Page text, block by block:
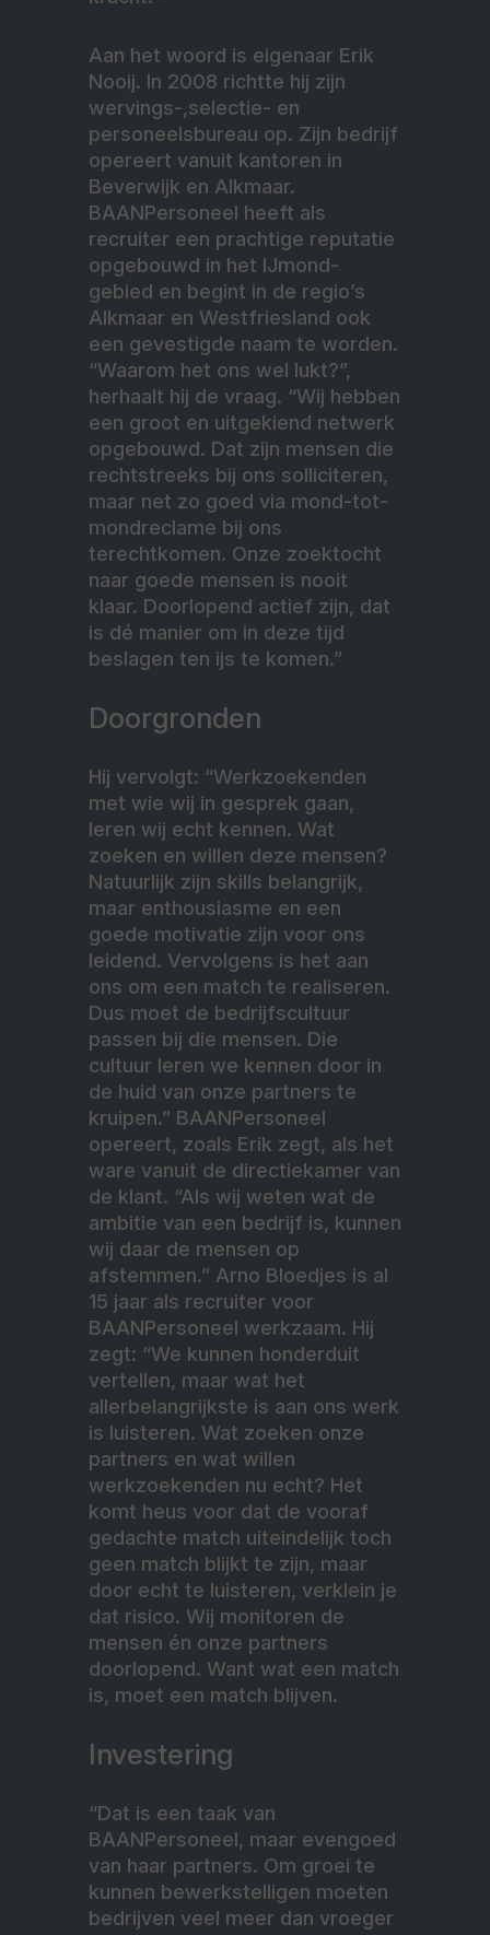
Aan het woord is eigenaar Erik
Nooij. In 2008 richtte hij zijn
wervings-,selectie- en
personeelsbureau op. Zijn bedrijf
opereert vanuit kantoren in
Beverwijk en Alkmaar.
BAANPersoneel heeft als
recruiter een prachtige reputatie
opgebouwd in het IJmond-
gebied en begint in de regio’s
Alkmaar en Westfriesland ook
een gevestigde naam te worden.
“Waarom het ons wel lukt?”,
herhaalt hij de vraag. “Wij hebben
een groot en uitgekiend netwerk
opgebouwd. Dat zijn mensen die
rechtstreeks bij ons solliciteren,
maar net zo goed via mond-tot-
mondreclame bij ons
terechtkomen. Onze zoektocht
naar goede mensen is nooit
klaar. Doorlopend actief zijn, dat
is dé manier om in deze tijd
beslagen ten ijs te komen.”
Doorgronden
Hij vervolgt: “Werkzoekenden
met wie wij in gesprek gaan,
leren wij echt kennen. Wat
zoeken en willen deze mensen?
Natuurlijk zijn skills belangrijk,
maar enthousiasme en een
goede motivatie zijn voor ons
leidend. Vervolgens is het aan
ons om een match te realiseren.
Dus moet de bedrijfscultuur
passen bij die mensen. Die
cultuur leren we kennen door in
de huid van onze partners te
kruipen.” BAANPersoneel
opereert, zoals Erik zegt, als het
ware vanuit de directiekamer van
de klant. “Als wij weten wat de
ambitie van een bedrijf is, kunnen
wij daar de mensen op
afstemmen.” Arno Bloedjes is al
15 jaar als recruiter voor
BAANPersoneel werkzaam. Hij
zegt: “We kunnen honderduit
vertellen, maar wat het
allerbelangrijkste is aan ons werk
is luisteren. Wat zoeken onze
partners en wat willen
werkzoekenden nu echt? Het
komt heus voor dat de vooraf
gedachte match uiteindelijk toch
geen match blijkt te zijn, maar
door echt te luisteren, verklein je
dat risico. Wij monitoren de
mensen én onze partners
doorlopend. Want wat een match
is, moet een match blijven.
Investering
“Dat is een taak van
BAANPersoneel, maar evengoed
van haar partners. Om groei te
kunnen bewerkstelligen moeten
bedrijven veel meer dan vroeger